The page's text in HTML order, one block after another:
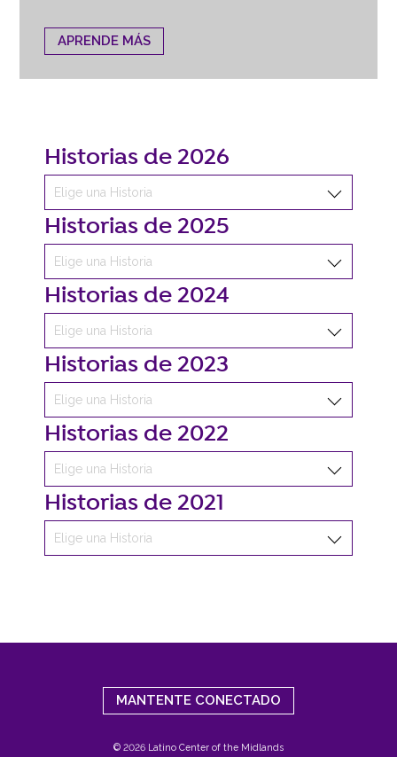
APRENDE MÁS
Historias de 2026
Historias de 2025
Historias de 2024
Historias de 2023
Historias de 2022
Historias de 2021
MANTENTE CONECTADO
© 2026 Latino Center of the Midlands